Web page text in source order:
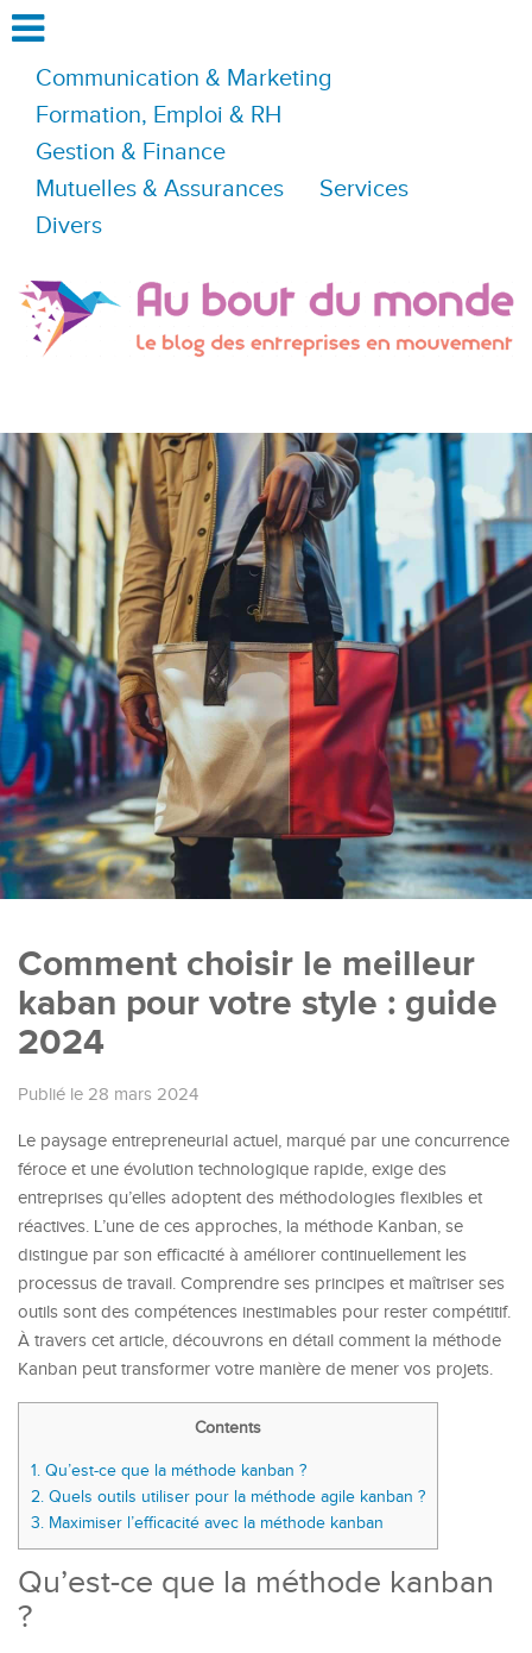
Communication & Marketing
Formation, Emploi & RH
Gestion & Finance
Mutuelles & Assurances
Services
Divers
Comment choisir le meilleur
kaban pour votre style : guide
2024
Publié le 28 mars 2024
Le paysage entrepreneurial actuel, marqué par une concurrence
féroce et une évolution technologique rapide, exige des
entreprises qu’elles adoptent des méthodologies flexibles et
réactives. L’une de ces approches, la méthode Kanban, se
distingue par son efficacité à améliorer continuellement les
processus de travail. Comprendre ses principes et maîtriser ses
outils sont des compétences inestimables pour rester compétitif.
À travers cet article, découvrons en détail comment la méthode
Kanban peut transformer votre manière de mener vos projets.
Contents
1. Qu’est-ce que la méthode kanban ?
2. Quels outils utiliser pour la méthode agile kanban ?
3. Maximiser l’efficacité avec la méthode kanban
Qu’est-ce que la méthode kanban
?